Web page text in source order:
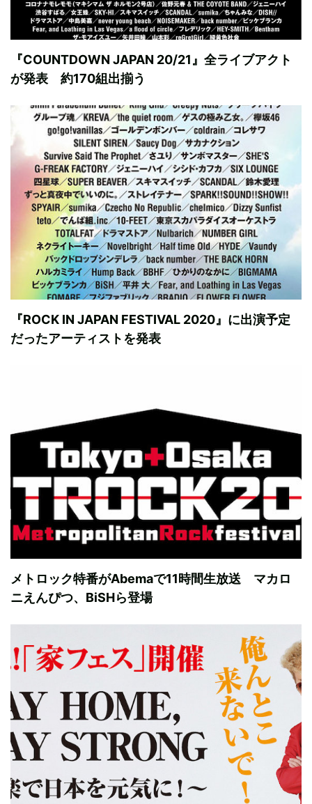
『COUNTDOWN JAPAN 20/21』全ライブアクト
が発表 約170組出揃う
『ROCK IN JAPAN FESTIVAL 2020』に出演予定
だったアーティストを発表
メトロック特番がAbemaで11時間生放送 マカロ
ニえんぴつ、BiSHら登場